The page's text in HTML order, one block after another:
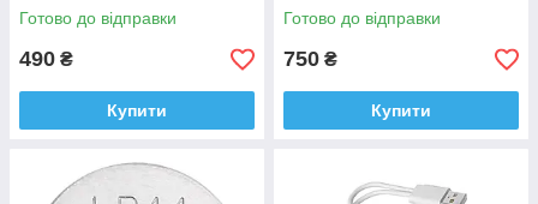
Готово до відправки
490 ₴
Купити
Готово до відправки
750 ₴
Купити